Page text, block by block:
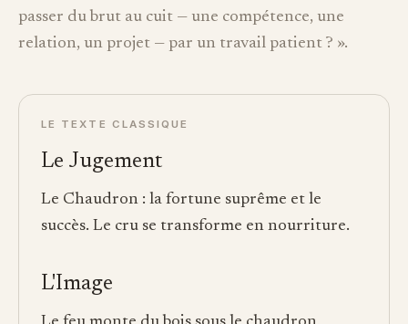
passer du brut au cuit — une compétence, une
relation, un projet — par un travail patient ? ».
LE TEXTE CLASSIQUE
Le Jugement
Le Chaudron : la fortune suprême et le
succès. Le cru se transforme en nourriture.
L'Image